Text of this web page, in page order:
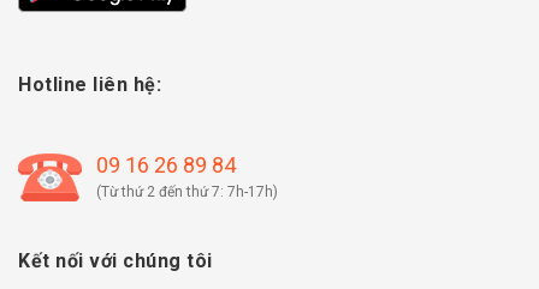
Hotline liên hệ:
09 16 26 89 84
(Từ thứ 2 đến thứ 7: 7h-17h)
Kết nối với chúng tôi